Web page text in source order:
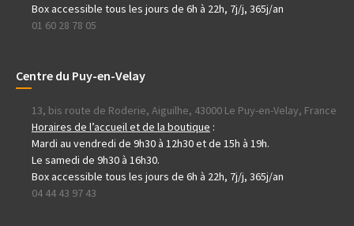
Box accessible tous les jours de 6h à 22h, 7j/j, 365j/an
01 60 28 78 05
Centre du Puy-en-Velay
13, bis route de Roderie, Aiguilhe, 43000 Le Puy-en-Velay, France
Horaires de l’accueil et de la boutique :
Mardi au vendredi de 9h30 à 12h30 et de 15h à 19h.
Le samedi de 9h30 à 16h30.
Box accessible tous les jours de 6h à 22h, 7j/j, 365j/an
04 44 43 97 43